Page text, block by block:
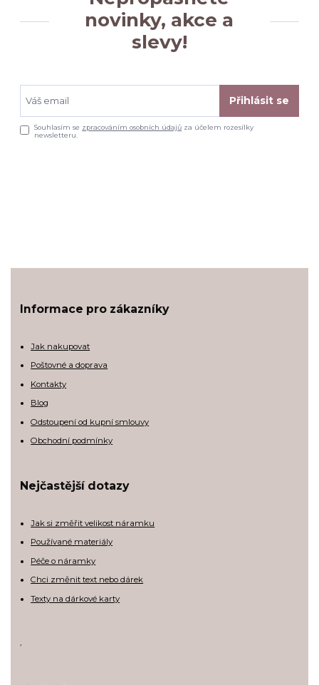
novinky, akce a
slevy!
Přihlásit se
Souhlasím se zpracováním osobních údajů za účelem rozesílky
newsletteru.
Informace pro zákazníky
Jak nakupovat
Poštovné a doprava
Kontakty
Blog
Odstoupení od kupní smlouvy
Obchodní podmínky
Nejčastější dotazy
Jak si změřit velikost náramku
Používané materiály
Péče o náramky
Chci změnit text nebo dárek
Texty na dárkové karty
,